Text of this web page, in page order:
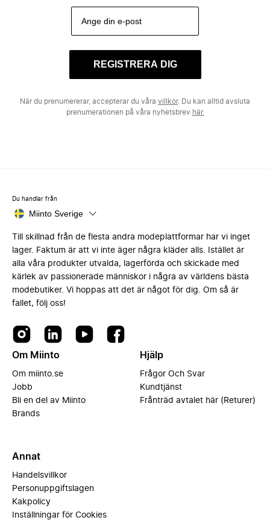
REGISTRERA DIG
När du prenumererar, accepterar du våra villkor. Du kan alltid avsluta
prenumerationen på våra nyhetsbrev här.
Du handlar från
Miinto Sverige
Till skillnad från de flesta andra modeplattformar har vi inget
lager. Faktum är att vi inte äger några kläder alls. Istället är
alla våra produkter utvalda, lagerförda och skickade med
kärlek av passionerade människor i några av världens bästa
modebutiker. Vi hoppas att det är något för dig. Om så är
fallet, följ oss!
Om Miinto
Om miinto.se
Jobb
Bli en del av Miinto
Brands
Hjälp
Frågor Och Svar
Kundtjänst
Frånträd avtalet här (Returer)
Annat
Handelsvillkor
Personuppgiftslagen
Kakpolicy
Inställningar för Cookies